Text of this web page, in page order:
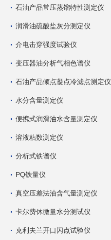
石油产品常压蒸馏特性测定仪
润滑油硫酸盐灰分测定仪
介电击穿强度试验仪
变压器油分析气相色谱仪
石油产品倾点凝点冷滤点测定仪
水分含量测定仪
便携式润滑油水含量测定仪
溶液粘数测定仪
分析式铁谱仪
PQ铁量仪
真空压差法油含气量测定仪
卡尔费休微量水分测试仪
克利夫兰开口闪点试验仪